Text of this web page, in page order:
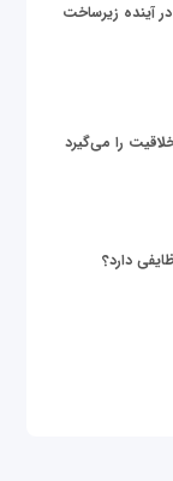
زیر پوست دنیای داده؛ نقش سرور HP در آینده زیرساخت
را می‌گیرد
دارد؟